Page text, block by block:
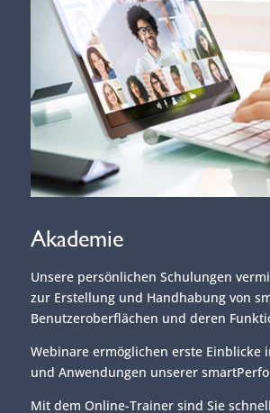
Akademie
Unsere persönlichen Schulungen
zur Erstellung und Handhabung von
Benutzeroberflächen und deren
Webinare ermöglichen erste Einblicke
und Anwendungen unserer
Mit dem Online-Trainer sind Sie